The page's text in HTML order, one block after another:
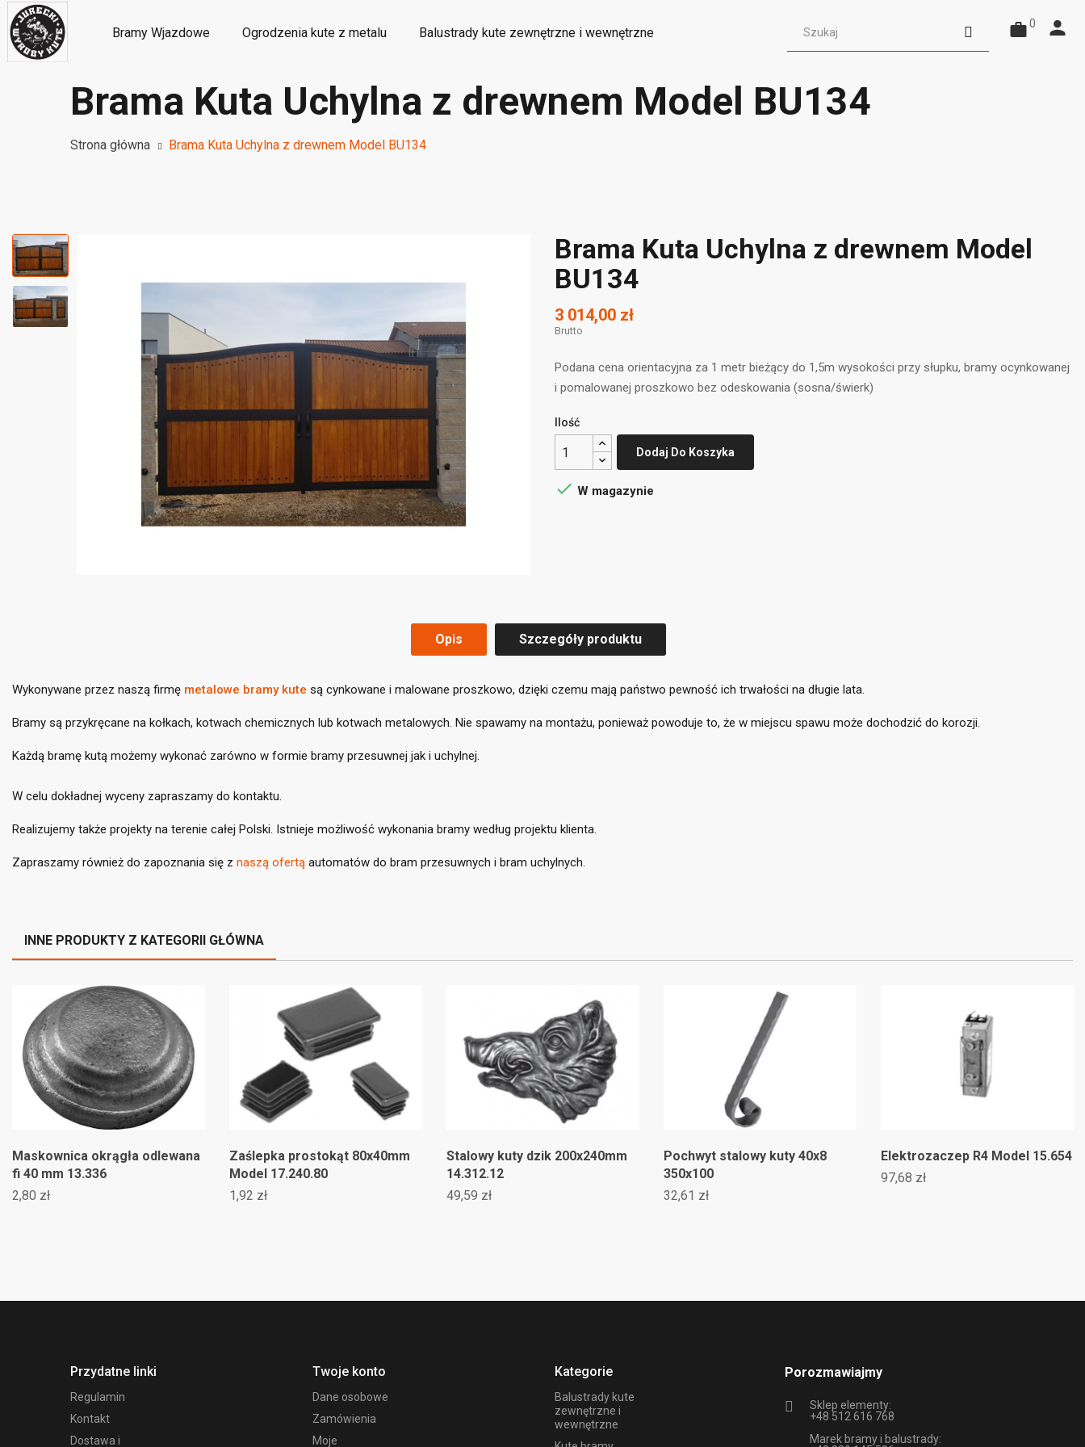
((label))
Zaloguj się
Musisz być zalogowany by zapisać produkty na swojej liście życzeń.
0
Bramy Wjazdowe Ogrodzenia kute z metalu Balustrady kute zewnętrzne i wewnętrzne
Metalowe ozdoby i dekoracje kute Metalowe elementy kute ozdobne Wyroby dekoracyjne
Brama Kuta Uchylna z drewnem Model BU134
Strona główna Brama Kuta Uchylna z drewnem Model BU134
Brama Kuta Uchylna z drewnem Model
BU134
3 014,00 zł
Brutto
Podana cena orientacyjna za 1 metr bieżący do 1,5m wysokości przy słupku, bramy ocynkowanej
i pomalowanej proszkowo bez odeskowania (sosna/świerk)
Ilość
Dodaj Do Koszyka
 W magazynie
Opis Szczegóły produktu
Wykonywane przez naszą firmę metalowe bramy kute są cynkowane i malowane proszkowo, dzięki czemu mają państwo pewność ich trwałości na długie lata.
Bramy są przykręcane na kołkach, kotwach chemicznych lub kotwach metalowych. Nie spawamy na montażu, ponieważ powoduje to, że w miejscu spawu może dochodzić do korozji.
Każdą bramę kutą możemy wykonać zarówno w formie bramy przesuwnej jak i uchylnej.
W celu dokładnej wyceny zapraszamy do kontaktu.
Realizujemy także projekty na terenie całej Polski. Istnieje możliwość wykonania bramy według projektu klienta.
Zapraszamy również do zapoznania się z naszą ofertą automatów do bram przesuwnych i bram uchylnych.
INNE PRODUKTY Z KATEGORII GŁÓWNA
Maskownica okrągła odlewana
fi 40 mm 13.336
2,80 zł
Zaślepka prostokąt 80x40mm
Model 17.240.80
1,92 zł
Stalowy kuty dzik 200x240mm
14.312.12
49,59 zł
Pochwyt stalowy kuty 40x8
350x100
32,61 zł
Elektrozaczep R4 Model 15.654
97,68 zł
Przydatne linki
Regulamin
Kontakt
Dostawa i
Twoje konto
Dane osobowe
Zamówienia
Moje
Kategorie
Balustrady kute
zewnętrzne i
wewnętrzne
Porozmawiajmy
Sklep elementy:
+48 512 616 768
Marek bramy i balustrady: